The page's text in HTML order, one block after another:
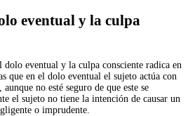
eventual y la culpa
eventual y la culpa consciente radica en
que en el dolo eventual el sujeto actúa con
no esté seguro de que este se
el sujeto no tiene la intención de causar un
o imprudente.